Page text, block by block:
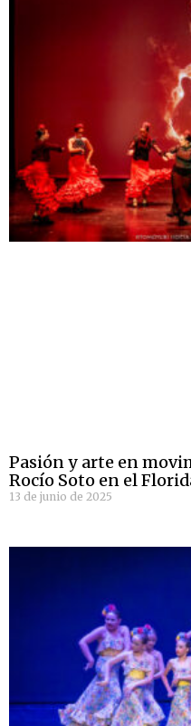
Pasión y arte en
Rocío Soto en el
13 de junio de 2025